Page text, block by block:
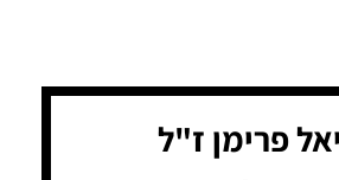
פרימן ז"ל